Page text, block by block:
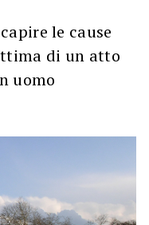
le cause
di un atto
uomo